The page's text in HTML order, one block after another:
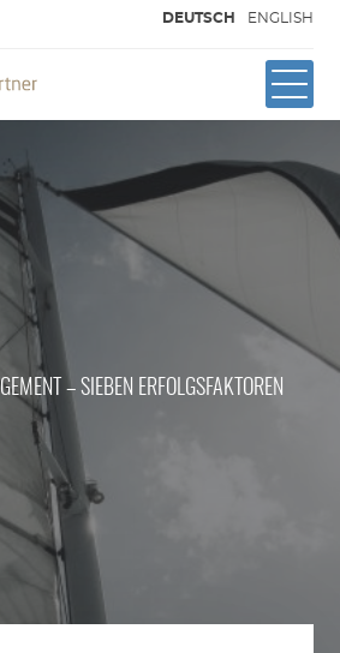
DEUTSCH ENGLISH
– SIEBEN ERFOLGSFAKTOREN